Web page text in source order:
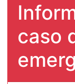
caso